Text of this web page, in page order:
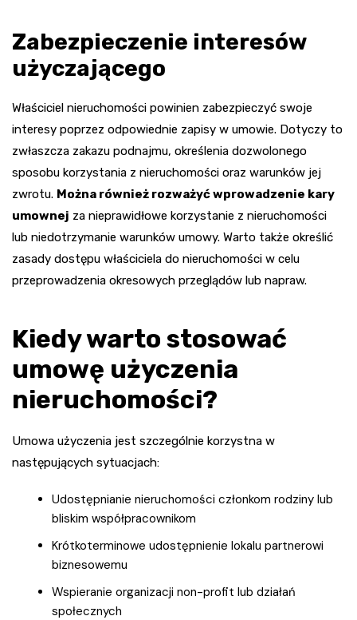
Zabezpieczenie interesów
użyczającego
Właściciel nieruchomości powinien zabezpieczyć swoje
interesy poprzez odpowiednie zapisy w umowie. Dotyczy to
zwłaszcza zakazu podnajmu, określenia dozwolonego
sposobu korzystania z nieruchomości oraz warunków jej
zwrotu. Można również rozważyć wprowadzenie kary
umownej za nieprawidłowe korzystanie z nieruchomości
lub niedotrzymanie warunków umowy. Warto także określić
zasady dostępu właściciela do nieruchomości w celu
przeprowadzenia okresowych przeglądów lub napraw.
Kiedy warto stosować
umowę użyczenia
nieruchomości?
Umowa użyczenia jest szczególnie korzystna w
następujących sytuacjach:
Udostępnianie nieruchomości członkom rodziny lub
bliskim współpracownikom
Krótkoterminowe udostępnienie lokalu partnerowi
biznesowemu
Wspieranie organizacji non-profit lub działań
społecznych